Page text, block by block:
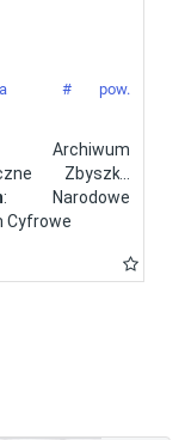
# pow.
Zbyszka
: Narodowe
Cyfrowe